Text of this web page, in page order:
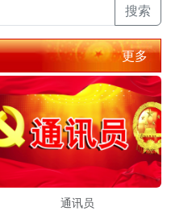
搜索
更多
通讯员